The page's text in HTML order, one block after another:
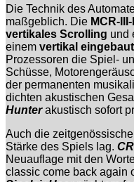
Die Technik des
maßgeblich. Die MCR-
vertikales Scrolling und
einem vertikal
Prozessoren die Spiel-
Schüsse,
der permanenten
dichten akustischen
Hunterakustisch sofort
Auch die
Stärke des Spiels lag.
Neuauflage mit den
classic come back again